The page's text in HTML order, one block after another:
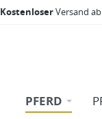
KostenloserVersand
PFERD